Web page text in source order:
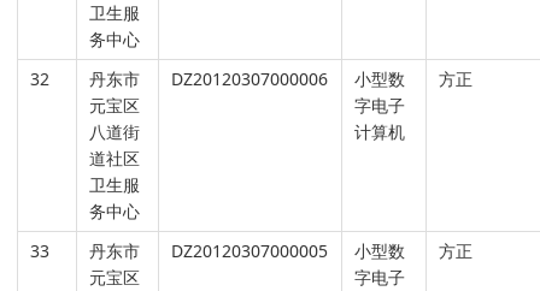
卫生服
务中心
32
丹东市
元宝区
八道街
道社区
卫生服
务中心
DZ20120307000006
小型数
字电子
计算机
方正
33
丹东市
元宝区
DZ20120307000005
小型数
字电子
方正